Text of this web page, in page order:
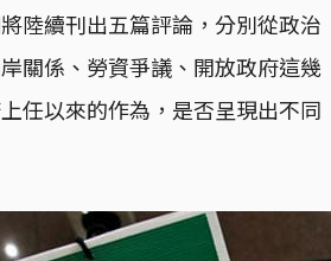
陸續刊出五篇評論，分別從政治
關係、勞資爭議、開放政府這幾
任以來的作為，是否呈現出不同